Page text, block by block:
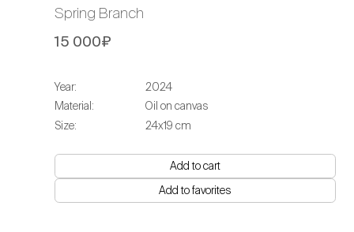
Spring Branch
15 000₽
Year:
2024
Material:
Oil on canvas
Size:
24х19 cm
Add to cart
Add to favorites